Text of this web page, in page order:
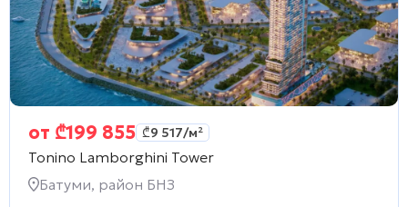
от ₾199 855 ₾9 517/м²
Tonino Lamborghini Tower
Батуми, район БНЗ